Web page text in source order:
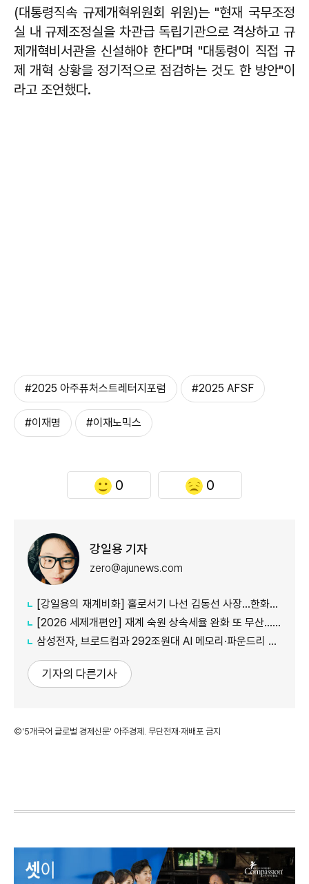
(대통령직속 규제개혁위원회 위원)는 "현재 국무조정
실 내 규제조정실을 차관급 독립기관으로 격상하고 규
제개혁비서관을 신설해야 한다"며 "대통령이 직접 규
제 개혁 상황을 정기적으로 점검하는 것도 한 방안"이
라고 조언했다.
#2025 아주퓨처스트레터지포럼 #2025 AFSF
#이재명 #이재노믹스
0 0
강일용 기자
zero@ajunews.com
[강일용의 재계비화] 홀로서기 나선 김동선 사장...한화M&S 향후 과제는?
[2026 세제개편안] 재계 숙원 상속세율 완화 또 무산...국내생산·석화 세제지원 실효성 의문
삼성전자, 브로드컴과 292조원대 AI 메모리·파운드리 협력...차세대 HBM 경쟁력 입증
기자의 다른기사
©'5개국어 글로벌 경제신문' 아주경제. 무단전재·재배포 금지